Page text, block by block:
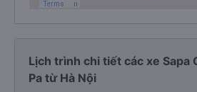
Lịch trình chi tiết các xe Sapa
Pa từ Hà Nội